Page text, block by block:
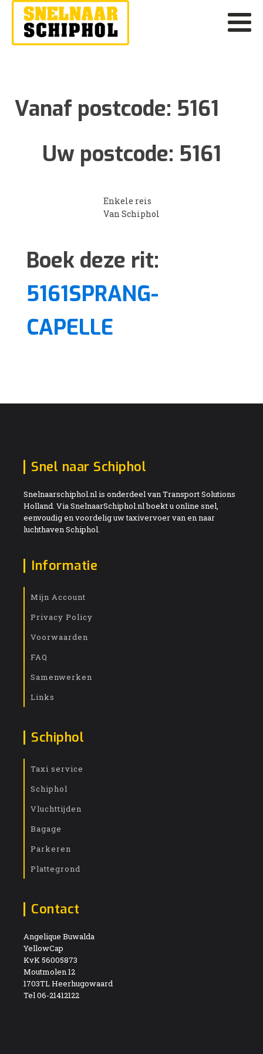
Vanaf postcode: 5161
Uw postcode: 5161
Enkele reis
Van Schiphol
Boek deze rit:
5161SPRANG-
CAPELLE
Snel naar Schiphol
Snelnaarschiphol.nl is onderdeel van Transport Solutions
Holland. Via SnelnaarSchiphol.nl boekt u online snel,
eenvoudig en voordelig uw taxivervoer van en naar
luchthaven Schiphol.
Informatie
Mijn Account
Privacy Policy
Voorwaarden
FAQ
Samenwerken
Links
Schiphol
Taxi service
Schiphol
Vluchttijden
Bagage
Parkeren
Plattegrond
Contact
Angelique Buwalda
YellowCap
KvK 56005873
Moutmolen 12
1703TL Heerhugowaard
Tel 06-21412122